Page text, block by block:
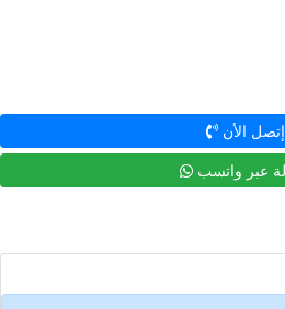
إتصل الأن
عبر واتسب